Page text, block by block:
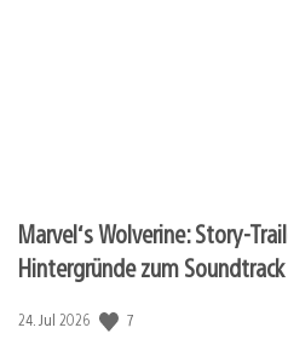
Marvel‘s Wolverine: Story-
Hintergründe zum
Veröffentlichungsdatum:
24. Jul 2026 7